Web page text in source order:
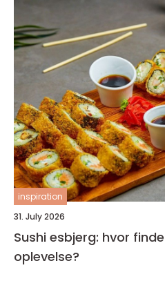
inspiration
31. July 2026
Sushi esbjerg: hvor
oplevelse?